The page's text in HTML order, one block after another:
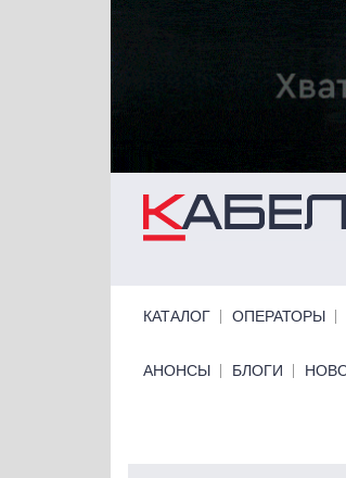
Перейти к основному содержанию
КАТАЛОГ ОПЕРАТОРЫ
Primary links bottom
АНОНСЫ БЛОГИ